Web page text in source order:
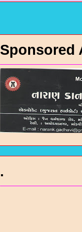
Sponsored
.